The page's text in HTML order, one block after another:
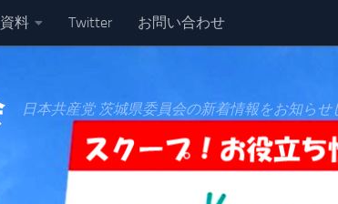
資料 Twitter お問い合わせ
日本共産党 茨城県委員会の新着情報をお知らせ